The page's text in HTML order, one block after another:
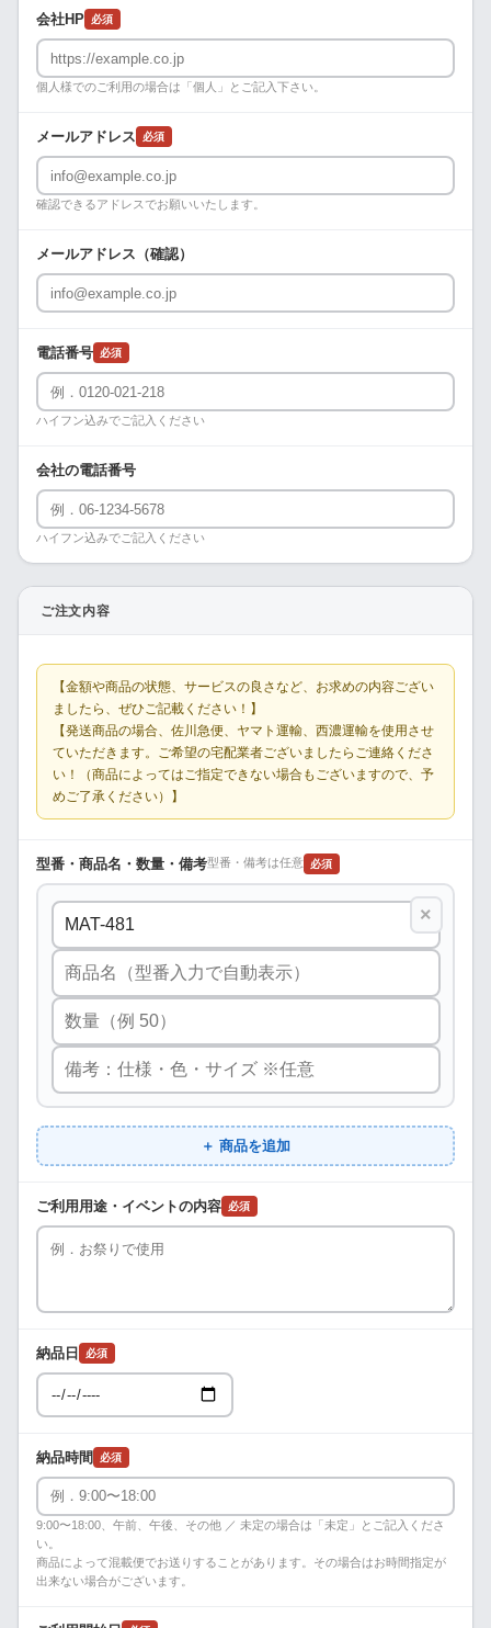
会社HP 必須
個人様でのご利用の場合は「個人」とご記入下さい。
メールアドレス 必須
確認できるアドレスでお願いいたします。
メールアドレス（確認）
電話番号 必須
ハイフン込みでご記入ください
会社の電話番号
ハイフン込みでご記入ください
ご注文内容
【金額や商品の状態、サービスの良さなど、お求めの内容ござい
ましたら、ぜひご記載ください！】
【発送商品の場合、佐川急便、ヤマト運輸、西濃運輸を使用させ
ていただきます。ご希望の宅配業者ございましたらご連絡くださ
い！（商品によってはご指定できない場合もございますので、予
めご了承ください）】
型番・商品名・数量・備考型番・備考は任意 必須
×
＋ 商品を追加
ご利用用途・イベントの内容 必須
納品日 必須
納品時間 必須
9:00〜18:00、午前、午後、その他 ／ 未定の場合は「未定」とご記入くださ
い。
商品によって混載便でお送りすることがあります。その場合はお時間指定が
出来ない場合がございます。